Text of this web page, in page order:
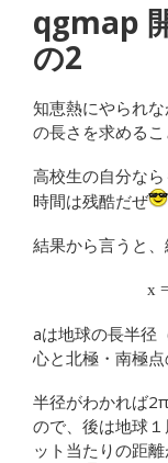
qgmap
の2
知恵熱にやられ
の長さを求めるこ
高校生の自分なら
時間は残酷だぜ
結果から言うと、
x
aは地球の長半径
心と北極・南極点
半径がわかれば
ので、後は地球
ット当たりの距